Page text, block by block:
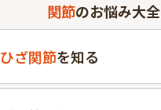
関節のお悩み大全
ひざ関節を知る